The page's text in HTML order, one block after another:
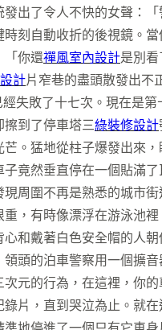
出了令人不快的女聲：
刻自動收折的後視鏡。當
「你還禪風室內設計是別
計片窄巷的盡頭散發出不
失敗了十七次。現在是
擦到了停車塔三綠裝修設計
芒。猛地從柱子爆發出來
竟然垂直停在一個貼滿
周圍不再是熟悉的城市
，有時像漂浮在游泳池
和戴著白色安全帽的人
頭的泊車警察用一個擴
元的行為，在這裡，
片，直到哭泣為止。就